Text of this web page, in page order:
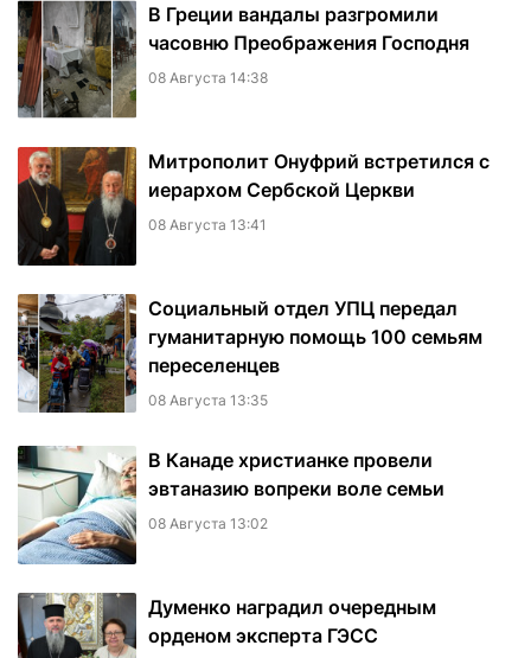
В Греции вандалы разгромили
часовню Преображения Господня
08 Августа 14:38
Митрополит Онуфрий встретился с
иерархом Сербской Церкви
08 Августа 13:41
Социальный отдел УПЦ передал
гуманитарную помощь 100 семьям
переселенцев
08 Августа 13:35
В Канаде христианке провели
эвтаназию вопреки воле семьи
08 Августа 13:02
Думенко наградил очередным
орденом эксперта ГЭСС